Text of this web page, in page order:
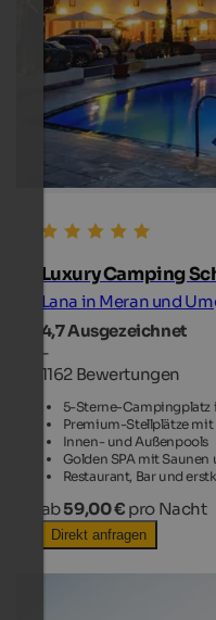
Luxury Camping
Lana in Meran und
4,7Ausgezeichnet
-
1162 Bewertungen
5-Sterne-Campingplatz
Premium-Stellplätze
Innen- und Außenpools
Golden SPA mit
Restaurant, Bar und
ab59,00 € pro Nacht
Direkt anfragen